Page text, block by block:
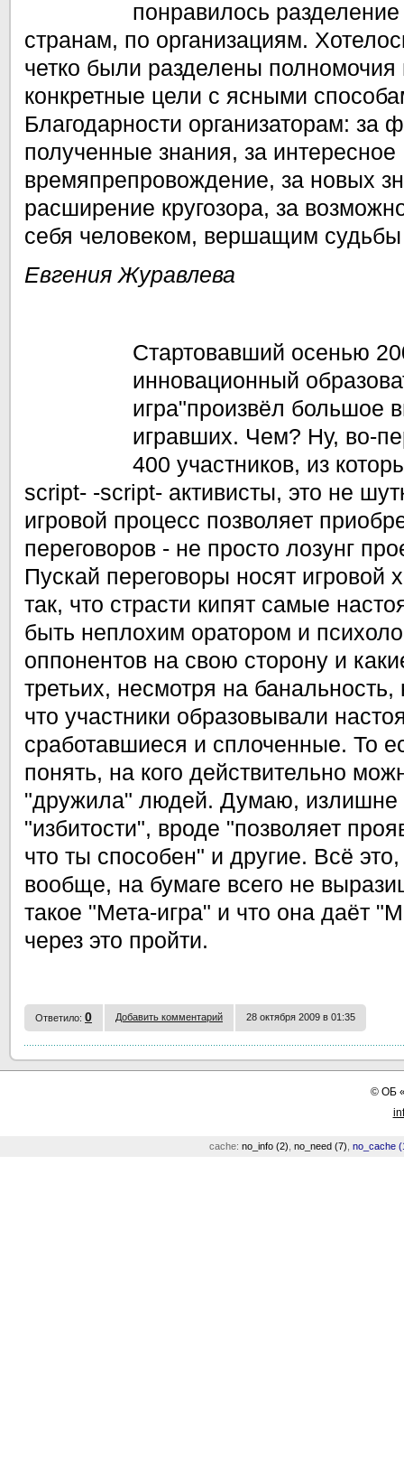
понравилось
странам, по организациям.
четко были разделены полномочия
конкретные цели с ясными
Благодарности организаторам: за
полученные знания, за интересное
времяпрепровождение, за новых
расширение кругозора, за
себя человеком, вершащим судьбы
Евгения Журавлева
Стартовавший осенью
инновационный
игра"произвёл большое
игравших. Чем? Ну, во-
400 участников, из
script- -script- активисты, это не
игровой процесс позволяет
переговоров - не просто лозунг
Пускай переговоры носят игровой
так, что страсти кипят самые
быть неплохим оратором и
оппонентов на свою сторону и
третьих, несмотря на банальность,
что участники образовывали
сработавшиеся и сплоченные. То
понять, на кого действительно
"дружила" людей. Думаю, излишне
"избитости", вроде "позволяет
что ты способен" и другие. Всё
вообще, на бумаге всего не
такое "Мета-игра" и что она даёт
через это пройти.
Ответило: 0 Добавить комментарий 28 октября 2009 в 01:35
©ОБ
cache: no_info (2) no_need (7) no_cache